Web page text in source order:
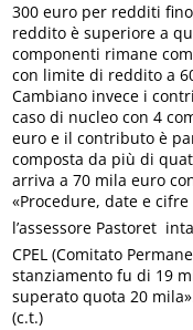
300 euro per redditi
reddito è superiore a
componenti rimane
con limite di reddito a
Cambiano invece i
caso di nucleo con 4
euro e il contributo è
composta da più di
arriva a 70 mila euro
«Procedure, date e cifre
l’assessore Pastoret 
CPEL (Comitato
stanziamento fu di 19
superato quota 20
(c.t.)